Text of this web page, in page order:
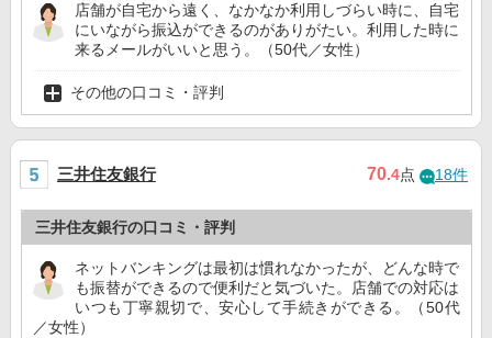
店舗が自宅から遠く、なかなか利用しづらい時に、自宅
にいながら振込ができるのがありがたい。利用した時に
来るメールがいいと思う。（50代／女性）
その他の口コミ・評判
三井住友銀行 70.4点 18件
三井住友銀行の口コミ・評判
ネットバンキングは最初は慣れなかったが、どんな時で
も振替ができるので便利だと気づいた。店舗での対応は
いつも丁寧親切で、安心して手続きができる。（50代
／女性）